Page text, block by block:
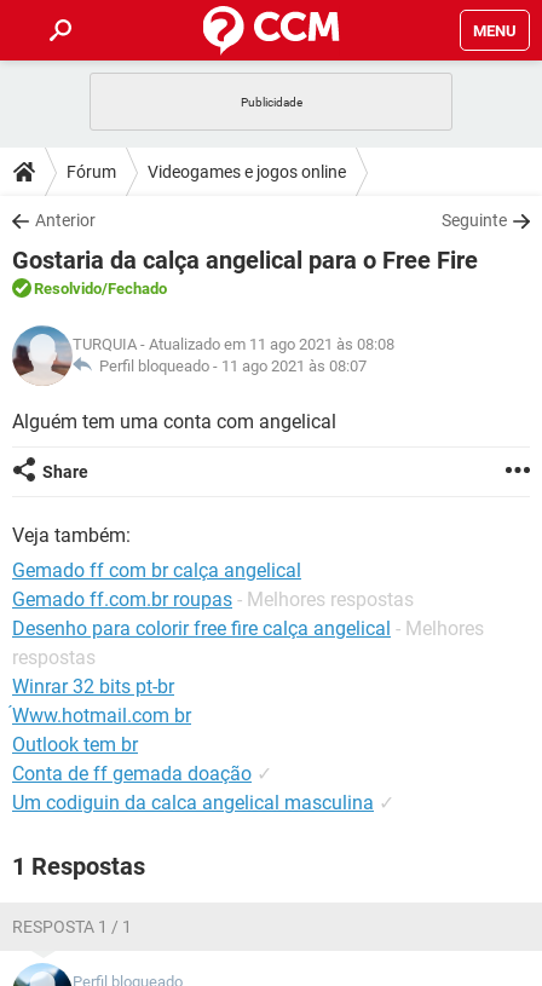
MENU
CELULAR FACEBOOK
OUTLOOK
INSTAGRAM GMAIL
GUIA DE COMPRAS
DICAS
JOGOS WHATSAPP
OUTLOOK
INSTAGRAM
GUIA DE COMPRAS
DOWNLOADS
JOGOS WHATSAPP
CELULAR
OUTLOOK EXCEL
INSTAGRAM
GUIA DE COMPRAS
FÓRUM
JOGOS
CELULAR FACEBOOK
GLOSSÁRIO
JOGOS
CELULAR FACEBOOK
OUTLOOK
GUIA DE COMPRAS
Fórum Videogames e jogos online
Anterior Seguinte
Gostaria da calça angelical para o Free Fire
Resolvido/Fechado
TURQUIA - Atualizado em 11 ago 2021 às 08:08
Perfil bloqueado - 11 ago 2021 às 08:07
Alguém tem uma conta com angelical
Share
Veja também:
Gemado ff com br calça angelical
Gemado ff.com.br roupas - Melhores respostas
Desenho para colorir free fire calça angelical - Melhores
respostas
Winrar 32 bits pt-br
́Www.hotmail.com br
Outlook tem br
Conta de ff gemada doação ✓
Um codiguin da calca angelical masculina ✓
1 Respostas
RESPOSTA 1 / 1
Perfil bloqueado